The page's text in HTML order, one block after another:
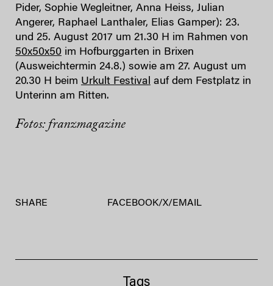
Pider, Sophie Wegleitner, Anna Heiss, Julian
Angerer, Raphael Lanthaler, Elias Gamper): 23.
und 25. August 2017 um 21.30 H im Rahmen von
50x50x50 im Hofburggarten in Brixen
(Ausweichtermin 24.8.) sowie am 27. August um
20.30 H beim Urkult Festival auf dem Festplatz in
Unterinn am Ritten.
Fotos: franzmagazine
SHARE FACEBOOK/X/EMAIL
Tags